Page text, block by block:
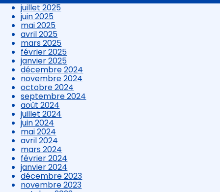
juillet 2025
juin 2025
mai 2025
avril 2025
mars 2025
février 2025
janvier 2025
décembre 2024
novembre 2024
octobre 2024
septembre 2024
août 2024
juillet 2024
juin 2024
mai 2024
avril 2024
mars 2024
février 2024
janvier 2024
décembre 2023
novembre 2023